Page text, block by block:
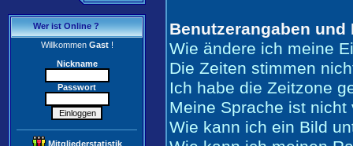
Wer ist Online ?
WillkommenGast!
Nickname
Passwort
Mitgliederstatistik
Benutzerangaben
Wie ändere ich meine
Die Zeiten stimmen
Ich habe die Zeitzone
Meine Sprache ist nicht
Wie kann ich ein Bild